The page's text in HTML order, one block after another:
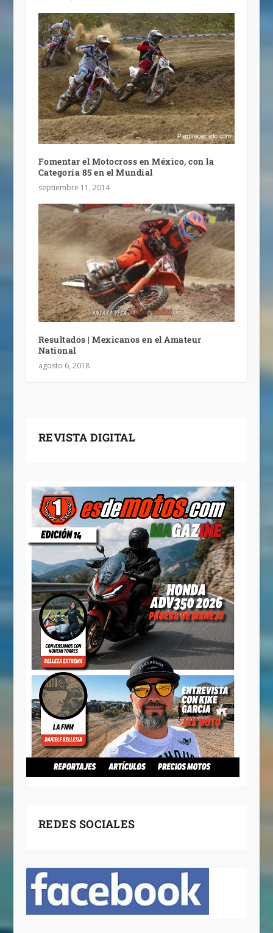
Fomentar el Motocross en México, con la
Categoría 85 en el Mundial
septiembre 11, 2014
Resultados | Mexicanos en el Amateur
National
agosto 6, 2018
REVISTA DIGITAL
REDES SOCIALES